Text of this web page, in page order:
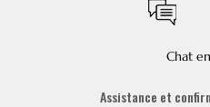
Chat
Assistance et